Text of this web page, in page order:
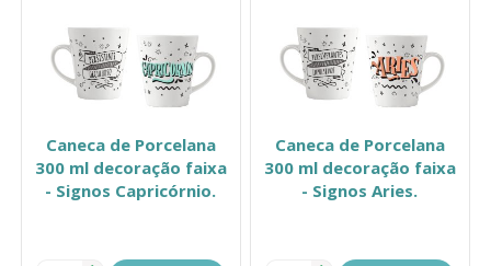
Caneca de Porcelana
300 ml decoração faixa
- Signos Capricórnio.
Caneca de Porcelana
300 ml decoração faixa
- Signos Aries.